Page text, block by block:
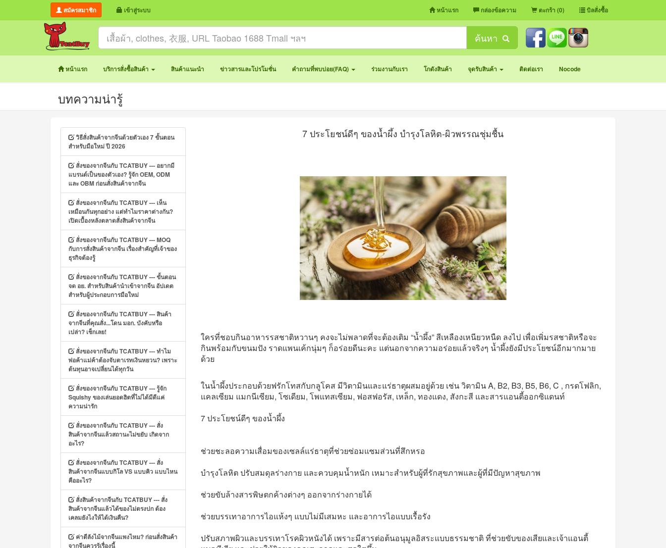
สมัครสมาชิก เข้าสู่ระบบ หน้าแรก กล่องข้อความ ตะกร้า (0) บิลสั่งซื้อ
ค้นหา
หน้าแรก บริการสั่งซื้อสินค้า สินค้าแนะนำ ข่าวสารและโปรโมชั่น คำถามที่พบบ่อย(FAQ) ร่วมงานกับเรา โกดังสินค้า จุดรับสินค้า ติดต่อเรา Nocode
บทความน่ารู้
วิธีสั่งสินค้าจากจีนด้วยตัวเอง 7 ขั้นตอน
สำหรับมือใหม่ ปี 2026
สั่งของจากจีนกับ TCATBUY --- อยากมี
แบรนด์เป็นของตัวเอง? รู้จัก OEM, ODM
และ OBM ก่อนสั่งสินค้าจากจีน
สั่งของจากจีนกับ TCATBUY --- เห็น
เหมือนกันทุกอย่าง แต่ทำไมราคาต่างกัน?
เปิดเบื้องหลังตลาดสั่งสินค้าจากจีน
สั่งของจากจีนกับ TCATBUY --- MOQ
กับการสั่งสินค้าจากจีน เรื่องสำคัญที่เจ้าของ
ธุรกิจต้องรู้
สั่งของจากจีนกับ TCATBUY --- ขั้นตอน
จด อย. สำหรับสินค้านำเข้าจากจีน อัปเดต
สำหรับผู้ประกอบการมือใหม่
สั่งของจากจีนกับ TCATBUY --- สินค้า
จากจีนที่คุณสั่ง...โดน มอก. บังคับหรือ
เปล่า? เช็กเลย!
สั่งของจากจีนกับ TCATBUY --- ทำไม
พ่อค้าแม่ค้าต้องจับตาเรทเงินหยวน? เพราะ
ต้นทุนอาจเปลี่ยนได้ทุกวัน
สั่งของจากจีนกับ TCATBUY --- รู้จัก
Squishy ของเล่นยอดฮิตที่ไม่ได้มีดีแค่
ความน่ารัก
สั่งของจากจีนกับ TCATBUY --- สั่ง
สินค้าจากจีนแล้วสถานะไม่ขยับ เกิดจาก
อะไร?
สั่งของจากจีนกับ TCATBUY --- สั่ง
สินค้าจากจีนแบบกิโล VS แบบคิว แบบไหน
คืออะไร?
สั่งสินค้าจากจีนกับ TCATBUY --- สั่ง
สินค้าจากจีนแล้วได้ของไม่ตรงปก ต้อง
เคลมยังไงให้ได้เงินคืน?
ค่าตีลังไม้จากจีนแพงไหม? ก่อนสั่งสินค้า
จากจีนควรรู้เรื่องนี้
7 ประโยชน์ดีๆ ของน้ำผึ้ง บำรุงโลหิต-ผิวพรรณชุ่มชื้น
ใครที่ชอบกินอาหารรสชาติหวานๆ คงจะไม่พลาดที่จะต้องเติม “น้ำผึ้ง” สีเหลืองเหนียวหนืด ลงไป เพื่อเพิ่มรสชาติหรือจะ
กินพร้อมกับขนมปัง ราดแพนเค้กนุ่มๆ ก็อร่อยดีนะคะ แต่นอกจากความอร่อยแล้วจริงๆ น้ำผึ้งยังมีประโยชน์อีกมากมาย
ด้วย
ในน้ำผึ้งประกอบด้วยฟรักโทสกับกลูโคส มีวิตามินและแร่ธาตุผสมอยู่ด้วย เช่น วิตามิน A, B2, B3, B5, B6, C , กรดโฟลิก,
แคลเซียม แมกนีเซียม, โซเดียม, โพแทสเซียม, ฟอสฟอรัส, เหล็ก, ทองแดง, สังกะสี และสารแอนตี้ออกซิแดนท์
7 ประโยชน์ดีๆ ของน้ำผึ้ง
ช่วยชะลอความเสื่อมของเซลล์แร่ธาตุที่ช่วยซ่อมแซมส่วนที่สึกหรอ
บำรุงโลหิต ปรับสมดุลร่างกาย และควบคุมน้ำหนัก เหมาะสำหรับผู้ที่รักสุขภาพและผู้ที่มีปัญหาสุขภาพ
ช่วยขับล้างสารพิษตกค้างต่างๆ ออกจากร่างกายได้
ช่วยบรรเทาอาการไอแห้งๆ แบบไม่มีเสมหะ และอาการไอแบบเรื้อรัง
ปรับสภาพผิวและบรรเทาโรคผิวหนังได้ เพราะมีสารต่อต้นอนุมูลอิสระแบบธรรมชาติ ที่ช่วยขับของเสียและเจ้าแอนตี้